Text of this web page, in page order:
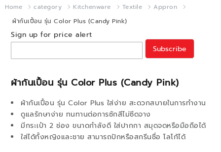
Home category Kitchenware Textile
Appron
ผ้ากันเปื้อน รุ่น Color Plus (Candy Pink)
ผ้ากันเปื้อน รุ่น Color Plus (Candy Pink)
ผ้ากันเปื้อน รุ่น Color Plus ใส่ง่าย สะดวกสบายในการทำงาน
ดูแลรักษาง่าย ทนทานต่อการซักสีไม่ซีดจาง
มีกระเป๋า 2 ช่อง ขนาดกำลังดี ใส่ปากกา สมุดจดหรือมือถือได้
ใส่ได้ทั้งหญิงและชาย สามารถปักหรือสกรีนชื่อ โลโก้ได้
Sign up for price alert
Subscribe